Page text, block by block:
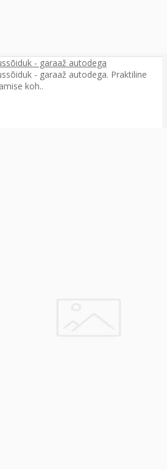
- garaaž autodega
- garaaž autodega. Praktiline
koh..